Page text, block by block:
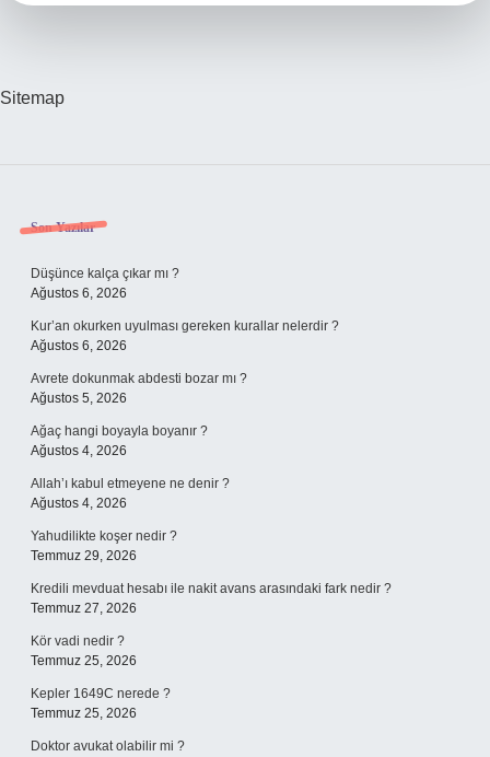
Sitemap
Sidebar
Son Yazılar
Düşünce kalça çıkar mı ?
Ağustos 6, 2026
Kur’an okurken uyulması gereken kurallar nelerdir ?
Ağustos 6, 2026
Avrete dokunmak abdesti bozar mı ?
Ağustos 5, 2026
Ağaç hangi boyayla boyanır ?
Ağustos 4, 2026
Allah’ı kabul etmeyene ne denir ?
Ağustos 4, 2026
Yahudilikte koşer nedir ?
Temmuz 29, 2026
Kredili mevduat hesabı ile nakit avans arasındaki fark nedir ?
Temmuz 27, 2026
Kör vadi nedir ?
Temmuz 25, 2026
Kepler 1649C nerede ?
Temmuz 25, 2026
Doktor avukat olabilir mi ?